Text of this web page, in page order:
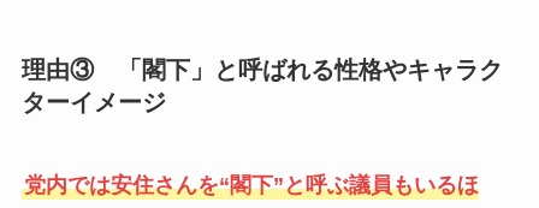
理由③ 「閣下」と呼ばれる性格やキャラク
ターイメージ
党内では安住さんを“閣下”と呼ぶ議員もいるほ